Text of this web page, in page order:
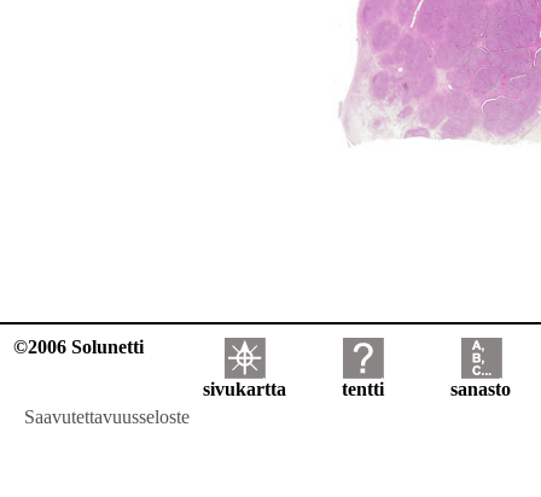
©2006 Solunetti
sivukartta tentti
sanasto
Saavutettavuusseloste